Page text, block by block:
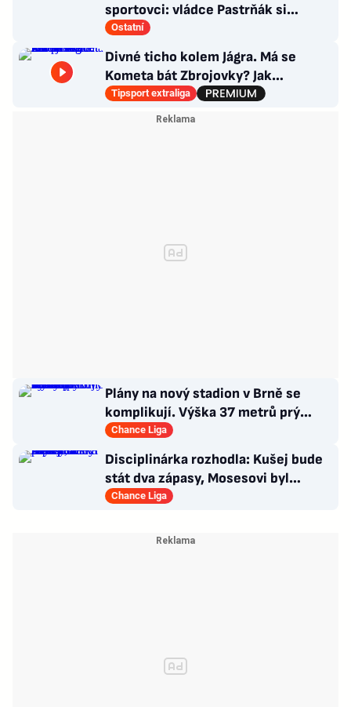
sportovci: vládce Pastrňák si
pohoršil, překvapil „nejotravnější“
hráč
Ostatní
Divné ticho kolem Jágra. Má se
Kometa bát Zbrojovky? Jak
poskládat Pardubice
Tipsport extraliga
Plány na nový stadion v Brně se
komplikují. Výška 37 metrů prý
narušuje výhled na centrum
Chance Liga
Disciplinárka rozhodla: Kušej bude
stát dva zápasy, Mosesovi byl
prominut zbytek trestu
Chance Liga